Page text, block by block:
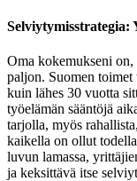
Selviytymisstrategia:
Oma kokemukseni on,
paljon. Suomen toimet
kuin lähes 30 vuotta
työelämän sääntöjä
tarjolla, myös
kaikella on ollut
luvun lamassa,
ja keksittävä itse